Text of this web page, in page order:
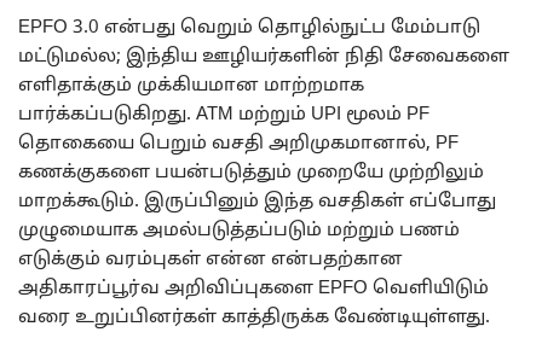
EPFO 3.0 என்பது வெறும் தொழில்நுட்ப மேம்பாடு
மட்டுமல்ல; இந்திய ஊழியர்களின் நிதி சேவைகளை
எளிதாக்கும் முக்கியமான மாற்றமாக
பார்க்கப்படுகிறது. ATM மற்றும் UPI மூலம் PF
தொகையை பெறும் வசதி அறிமுகமானால், PF
கணக்குகளை பயன்படுத்தும் முறையே முற்றிலும்
மாறக்கூடும். இருப்பினும் இந்த வசதிகள் எப்போது
முழுமையாக அமல்படுத்தப்படும் மற்றும் பணம்
எடுக்கும் வரம்புகள் என்ன என்பதற்கான
அதிகாரப்பூர்வ அறிவிப்புகளை EPFO வெளியிடும்
வரை உறுப்பினர்கள் காத்திருக்க வேண்டியுள்ளது.